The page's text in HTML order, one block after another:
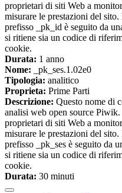
proprietari di siti Web a
misurare le prestazioni del
prefisso _pk_id è seguito da
si ritiene sia un codice di
cookie.
Durata: 1 anno
Nome: _pk_ses.1.02e0
Tipologia: analitico
Proprieta: Prime Parti
Descrizione: Questo nome di
analisi web open source
proprietari di siti Web a
misurare le prestazioni del
prefisso _pk_ses è seguito da
si ritiene sia un codice di
cookie.
Durata: 30 minuti